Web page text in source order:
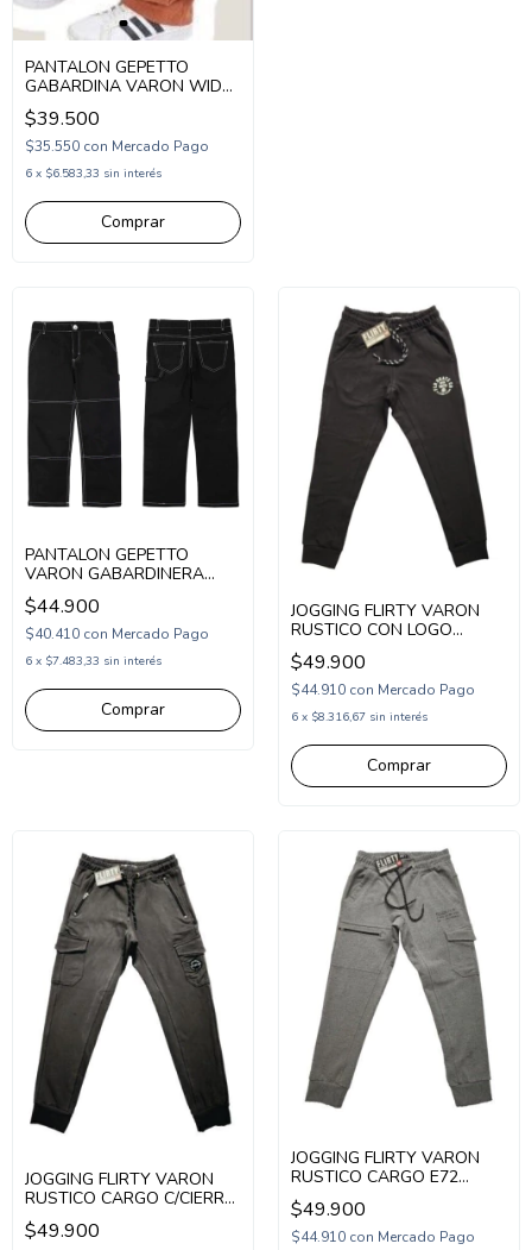
PANTALON GEPETTO
GABARDINA VARON WIDE
LEG CARGO (GT257104)
$39.500
$35.550 con Mercado Pago
6 x $6.583,33 sin interés
Comprar
PANTALON GEPETTO
VARON GABARDINERA
CARPINTERO (GT267104)
$44.900
$40.410 con Mercado Pago
6 x $7.483,33 sin interés
Comprar
JOGGING FLIRTY VARON
RUSTICO CON LOGO
SKATE 1972 (FL25913)
$49.900
$44.910 con Mercado Pago
6 x $8.316,67 sin interés
Comprar
JOGGING FLIRTY VARON
RUSTICO CARGO C/CIERRE
(FL25912)
$49.900
JOGGING FLIRTY VARON
RUSTICO CARGO E72
(FL25908)
$49.900
$44.910 con Mercado Pago